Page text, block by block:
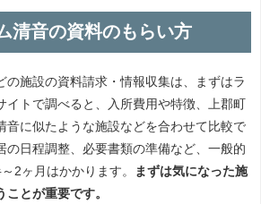
清音の資料のもらい方
の施設の資料請求・情報収集は、まずはラ
イトで調べると、入所費用や特徴、上郡町
音に似たような施設などを合わせて比較で
の日程調整、必要書類の準備など、一般的
2ヶ月はかかります。
まずは気になった施
とが重要です。